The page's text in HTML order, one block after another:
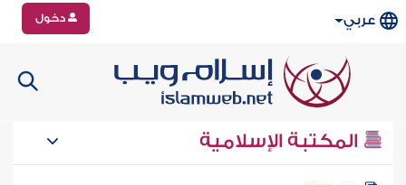
عربي دخول
المكتبة الإسلامية